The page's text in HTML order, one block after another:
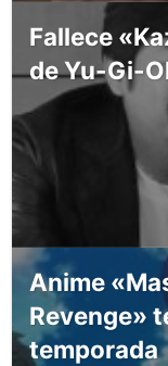
Fallece
de Yu-Gi-
Anime
Revenge»
temporada